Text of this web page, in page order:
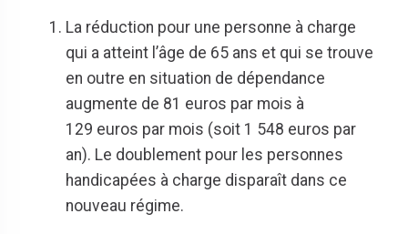
La réduction pour une personne à charge
qui a atteint l’âge de 65 ans et qui se trouve
en outre en situation de dépendance
augmente de 81 euros par mois à
129 euros par mois (soit 1 548 euros par
an). Le doublement pour les personnes
handicapées à charge disparaît dans ce
nouveau régime.